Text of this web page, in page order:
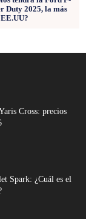
Duty 2025, la más
Cross: precios
Spark: ¿Cuál es el